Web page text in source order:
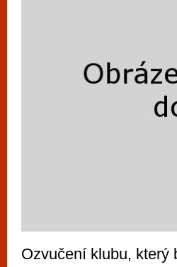
Ozvučení klubu, který